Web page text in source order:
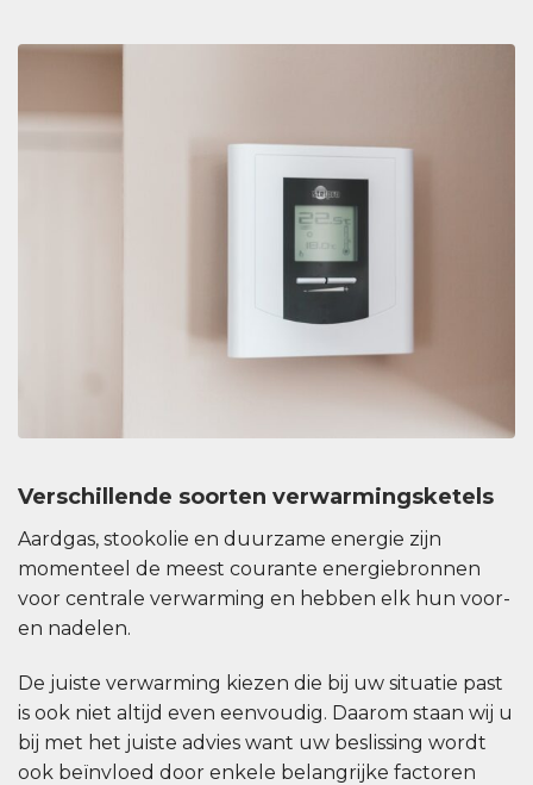
Verschillende soorten verwarmingsketels
Aardgas, stookolie en duurzame energie zijn
momenteel de meest courante energiebronnen
voor centrale verwarming en hebben elk hun voor-
en nadelen.
De juiste verwarming kiezen die bij uw situatie past
is ook niet altijd even eenvoudig. Daarom staan wij u
bij met het juiste advies want uw beslissing wordt
ook beïnvloed door enkele belangrijke factoren